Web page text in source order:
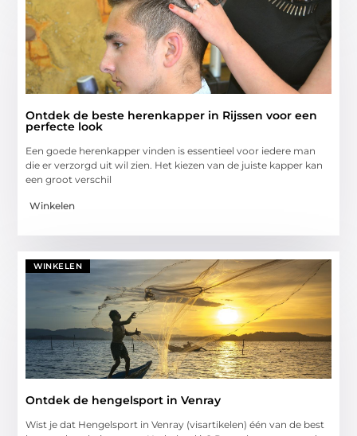
Ontdek de beste herenkapper in Rijssen voor een
perfecte look
Een goede herenkapper vinden is essentieel voor iedere man
die er verzorgd uit wil zien. Het kiezen van de juiste kapper kan
een groot verschil
Winkelen
WINKELEN
Ontdek de hengelsport in Venray
Wist je dat Hengelsport in Venray (visartikelen) één van de best